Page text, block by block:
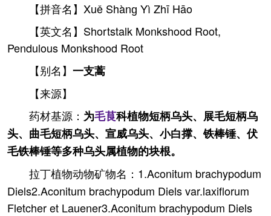
【拼音名】Xuě Shànɡ Yì Zhī Hāo
【英文名】Shortstalk Monkshood Root,
Pendulous Monkshood Root
【别名】 一支蒿
【来源】
药材基源： 为毛茛科植物短柄乌头、展毛短柄乌
头、曲毛短柄乌头、宣威乌头、小白撑、铁棒锤、伏
毛铁棒锤等多种乌头属植物的块根。
拉丁植物动物矿物名：1.Aconitum brachypodum
Diels2.Aconitum brachypodum Diels var.laxiflorum
Fletcher et Lauener3.Aconitum brachypodum Diels